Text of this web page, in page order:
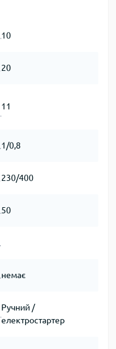
10
20
11
1/0,8
230/400
50
немає
Ручний /
електростартер